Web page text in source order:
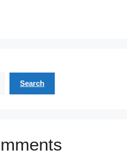
Search